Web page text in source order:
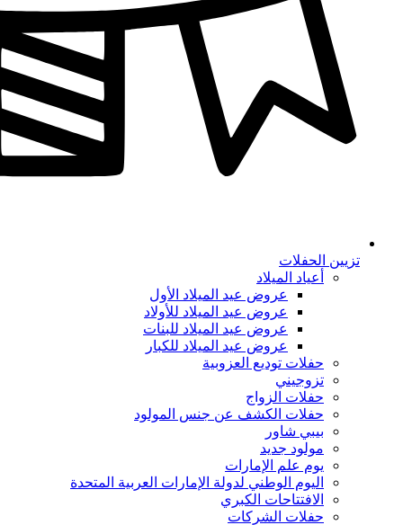
تزيين الحفلات
أعياد الميلاد
عروض عيد الميلاد الأول
عروض عيد الميلاد للأولاد
عروض عيد الميلاد للبنات
عروض عيد الميلاد للكبار
حفلات توديع العزوبية
تزوجيني
حفلات الزواج
حفلات الكشف عن جنس المولود
بيبي شاور
مولود جديد
يوم علم الإمارات
اليوم الوطني لدولة الإمارات العربية المتحدة
الافتتاحات الكبري
حفلات الشركات